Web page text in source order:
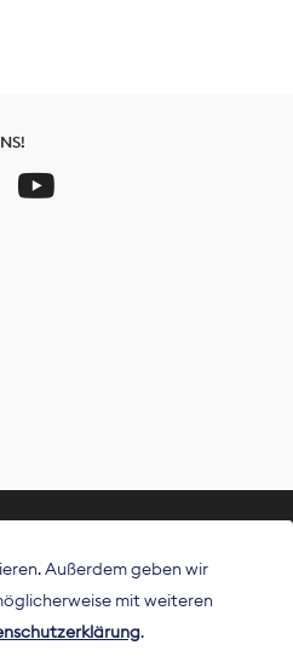
Außerdem geben wir
mit weiteren
.